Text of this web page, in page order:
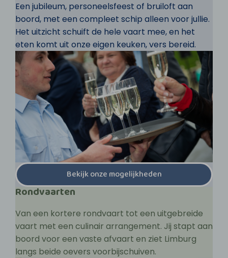
Een jubileum, personeelsfeest of bruiloft aan
boord, met een compleet schip alleen voor jullie.
Het uitzicht schuift de hele vaart mee, en het
eten komt uit onze eigen keuken, vers bereid.
Bekijk onze mogelijkheden
Rondvaarten
Van een kortere rondvaart tot een uitgebreide
vaart met een culinair arrangement. Jij stapt aan
boord voor een vaste afvaart en ziet Limburg
langs beide oevers voorbijschuiven.